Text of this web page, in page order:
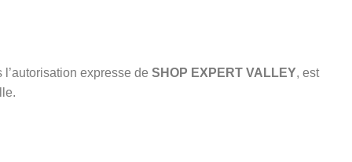
expresse de SHOP EXPERT VALLEY, est